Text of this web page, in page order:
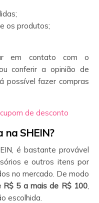
os produtos;
em contato com o
conferir a opinião de
possível fazer compras
de desconto
SHEIN?
é bastante provável
e outros itens por
no mercado. De modo
R$ 5 a mais de R$ 100,
escolhida.